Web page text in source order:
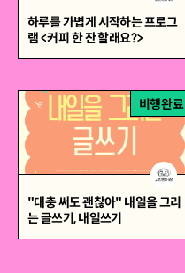
하루를 가볍게 시작하는 프로그
램 <커피 한 잔 할래요?>
비행완료
"대충 써도 괜찮아" 내일을 그리
는 글쓰기, 내일쓰기